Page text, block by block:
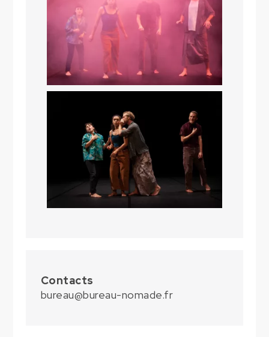
Contacts
bureau@bureau-nomade.fr